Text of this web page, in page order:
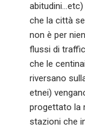
che la città
non è per
flussi di
che le
riversano
etnei)
progettato la
stazioni che